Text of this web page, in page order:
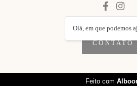
CONTATO
Olá, em que podemos
Feito com